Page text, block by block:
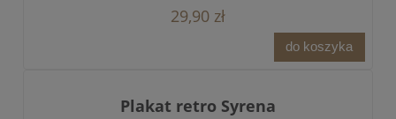
29,90 zł
do koszyka
Plakat retro Syrena